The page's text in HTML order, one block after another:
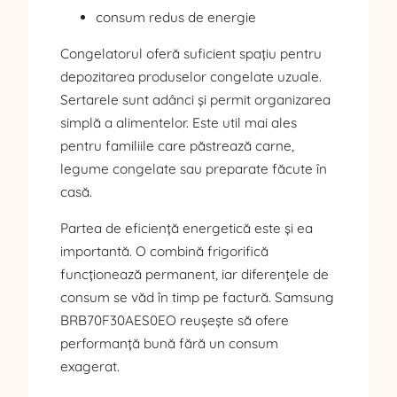
consum redus de energie
Congelatorul oferă suficient spațiu pentru
depozitarea produselor congelate uzuale.
Sertarele sunt adânci și permit organizarea
simplă a alimentelor. Este util mai ales
pentru familiile care păstrează carne,
legume congelate sau preparate făcute în
casă.
Partea de eficiență energetică este și ea
importantă. O combină frigorifică
funcționează permanent, iar diferențele de
consum se văd în timp pe factură. Samsung
BRB70F30AES0EO reușește să ofere
performanță bună fără un consum
exagerat.